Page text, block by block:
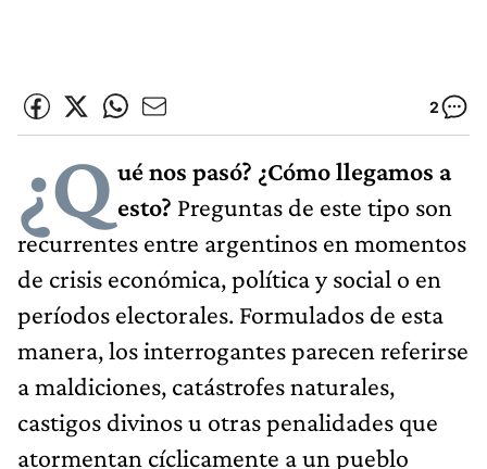
2
¿Q ué nos pasó? ¿Cómo llegamos a
esto? Preguntas de este tipo son
recurrentes entre argentinos en momentos
de crisis económica, política y social o en
períodos electorales. Formulados de esta
manera, los interrogantes parecen referirse
a maldiciones, catástrofes naturales,
castigos divinos u otras penalidades que
atormentan cíclicamente a un pueblo